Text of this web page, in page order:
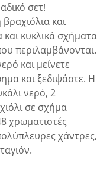
σετ!
και
κυκλικά σχήματα
περιλαμβάνονται.
και μείνετε
και ξεδιψάστε. Η
νερό, 2
σε σχήμα
χρωματιστές
χάντρες,